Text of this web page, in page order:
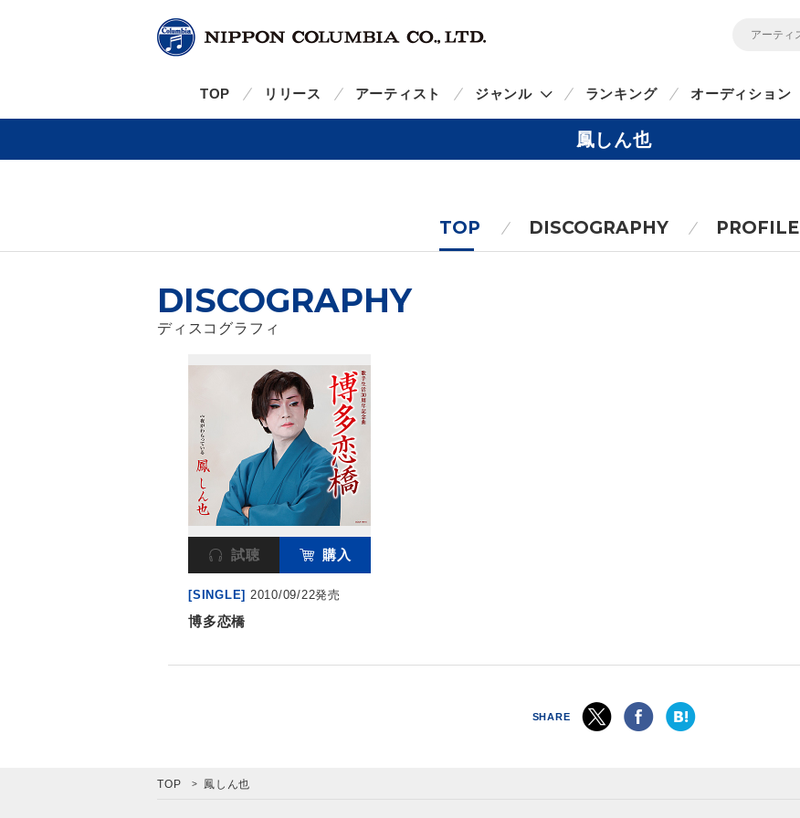
TOP リリース アーティスト ジャンル ランキング オーディション
鳳しん也
TOP DISCOGRAPHY PROFILE
DISCOGRAPHY
ディスコグラフィ
試聴 購入
[SINGLE] 2010/09/22発売
博多恋橋
SHARE
TOP 鳳しん也